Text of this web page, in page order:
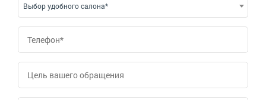
Выбор удобного салона*